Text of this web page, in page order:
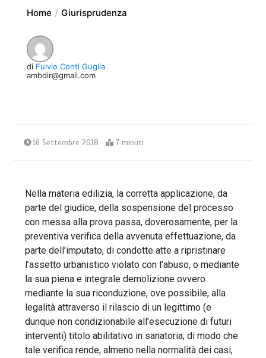
Home Giurisprudenza
di Fulvio Conti Guglia
ambdir@gmail.com
16 Settembre 2018 7 minuti
Nella materia edilizia, la corretta applicazione, da
parte del giudice, della sospensione del processo
con messa alla prova passa, doverosamente, per la
preventiva verifica della avvenuta effettuazione, da
parte dell’imputato, di condotte atte a ripristinare
l’assetto urbanistico violato con l’abuso, o mediante
la sua piena e integrale demolizione ovvero
mediante la sua riconduzione, ove possibile, alla
legalità attraverso il rilascio di un legittimo (e
dunque non condizionabile all’esecuzione di futuri
interventi) titolo abilitativo in sanatoria; di modo che
tale verifica rende, almeno nella normalità dei casi,